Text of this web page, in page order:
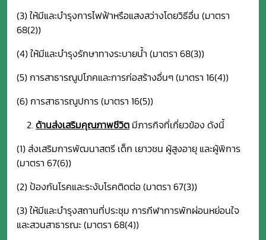
(3) ให้มีและบำรุงการไฟฟ้าหรือแสงสว่างโดยวิธีอื่น (มาตรา
68(2))
(4) ให้มีและบำรุงรักษาทางระบายน้ำ (มาตรา 68(3))
(5) การสาธารณูปโภคและการก่อสร้างอื่นๆ (มาตรา 16(4))
(6) การสาธารณูปการ (มาตรา 16(5))
ด้านส่งเสริมคุณภาพชีวิต มีภารกิจที่เกี่ยวข้อง ดังนี้
(1) ส่งเสริมการพัฒนาสตรี เด็ก เยาวชน ผู้สูงอายุ และผู้พิการ
(มาตรา 67(6))
(2) ป้องกันโรคและระงับโรคติดต่อ (มาตรา 67(3))
(3) ให้มีและบำรุงสถานที่ประชุม การกีฬาการพักผ่อนหย่อนใจ
และสวนสาธารณะ (มาตรา 68(4))